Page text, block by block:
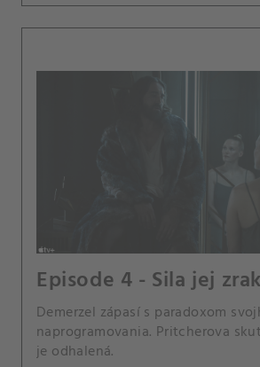
Episode 4 - Sila jej
Demerzel zápasí s paradoxom
naprogramovania. Pritcherova
je odhalená.